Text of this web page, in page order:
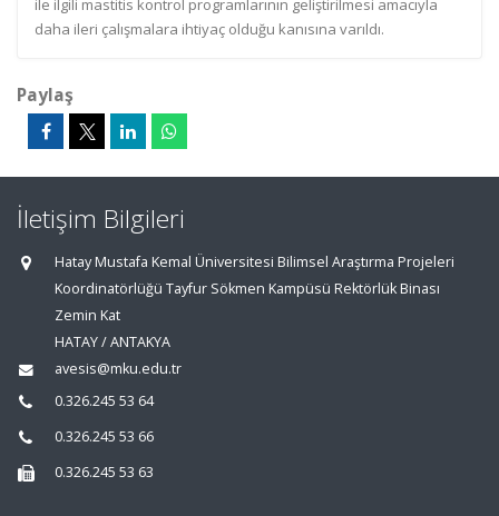
ile ilgili mastitis kontrol programlarının geliştirilmesi amacıyla
daha ileri çalışmalara ihtiyaç olduğu kanısına varıldı.
Paylaş
İletişim Bilgileri
Hatay Mustafa Kemal Üniversitesi Bilimsel Araştırma Projeleri
Koordinatörlüğü Tayfur Sökmen Kampüsü Rektörlük Binası
Zemin Kat
HATAY / ANTAKYA
avesis@mku.edu.tr
0.326.245 53 64
0.326.245 53 66
0.326.245 53 63